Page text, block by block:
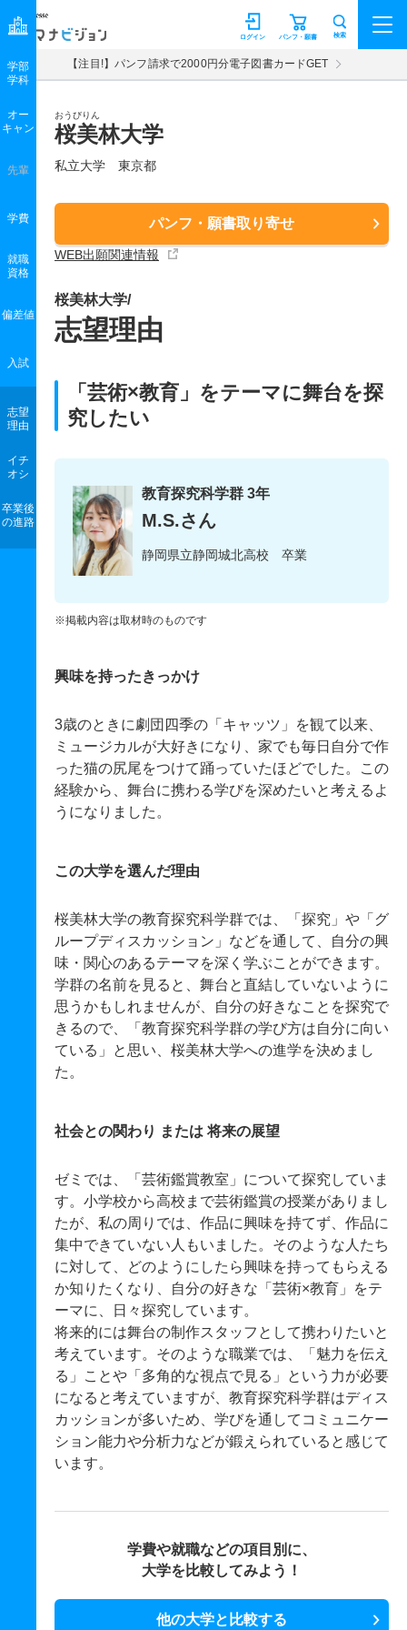
マナビジョン パンフ・願書
ログイン 検索
【注目!】パンフ請求で2000円分電子図書カードGET
おうびりん
桜美林大学
私立大学 東京都
パンフ・願書取り寄せ
WEB出願関連情報
学部
学科
オー
キャン
先輩
学費
就職
資格
偏差値
入試
志望
理由
イチ
オシ
卒業後
の進路
桜美林大学/
志望理由
「芸術×教育」をテーマに舞台を探
究したい
教育探究科学群 3年
M.S.さん
静岡県立静岡城北高校 卒業
※掲載内容は取材時のものです
興味を持ったきっかけ
3歳のときに劇団四季の「キャッツ」を観て以来、
ミュージカルが大好きになり、家でも毎日自分で作
った猫の尻尾をつけて踊っていたほどでした。この
経験から、舞台に携わる学びを深めたいと考えるよ
うになりました。
この大学を選んだ理由
桜美林大学の教育探究科学群では、「探究」や「グ
ループディスカッション」などを通して、自分の興
味・関心のあるテーマを深く学ぶことができます。
学群の名前を見ると、舞台と直結していないように
思うかもしれませんが、自分の好きなことを探究で
きるので、「教育探究科学群の学び方は自分に向い
ている」と思い、桜美林大学への進学を決めまし
た。
社会との関わり または 将来の展望
ゼミでは、「芸術鑑賞教室」について探究していま
す。小学校から高校まで芸術鑑賞の授業がありまし
たが、私の周りでは、作品に興味を持てず、作品に
集中できていない人もいました。そのような人たち
に対して、どのようにしたら興味を持ってもらえる
か知りたくなり、自分の好きな「芸術×教育」をテ
ーマに、日々探究しています。
将来的には舞台の制作スタッフとして携わりたいと
考えています。そのような職業では、「魅力を伝え
る」ことや「多角的な視点で見る」という力が必要
になると考えていますが、教育探究科学群はディス
カッションが多いため、学びを通してコミュニケー
ション能力や分析力などが鍛えられていると感じて
います。
学費や就職などの項目別に、
大学を比較してみよう！
他の大学と比較する